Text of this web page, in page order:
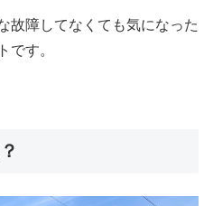
故障してなくても気になった
です。